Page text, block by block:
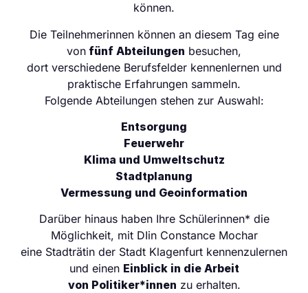
können.
Die Teilnehmerinnen können an diesem Tag eine
von fünf Abteilungen besuchen,
dort verschiedene Berufsfelder kennenlernen und
praktische Erfahrungen sammeln.
Folgende Abteilungen stehen zur Auswahl:
Entsorgung
Feuerwehr
Klima und Umweltschutz
Stadtplanung
Vermessung und Geoinformation
Darüber hinaus haben Ihre Schülerinnen* die
Möglichkeit, mit DIin Constance Mochar
eine Stadträtin der Stadt Klagenfurt kennenzulernen
und einen Einblick in die Arbeit
von Politiker*innen zu erhalten.